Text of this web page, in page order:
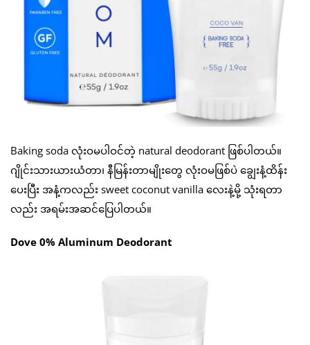
Baking soda လုံးဝမပါဝင်တဲ့ natural deodorant ဖြစ်ပါတယ်။
ဂျိုင်းသားယားယံတာ၊ နီမြန်းတာမျိုးတွေ လုံးဝမဖြစ်ပဲ ချွေးနံ့ထိန်း
ပေးပြီး အနံ့ကလည်း sweet coconut vanilla လေးနဲ့မို့ သုံးရတာ
လည်း အရမ်းအဆင်ပြေပါတယ်။
Dove 0% Aluminum Deodorant